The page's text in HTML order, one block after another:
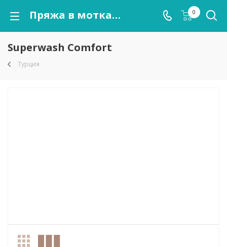
Пряжа в мотках Superwash Comfort оптом от kutnor.ru 0
Superwash Comfort
Турция